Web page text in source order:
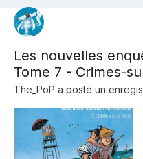
Les nouvelles
Tome 7 - Crimes-
The_PoP a posté un